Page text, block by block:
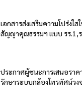
เอกสารส่งเสริมความโปร่งใ
สัญญาคุณธรรมฯ แบบ รร.1,ร
ประกาศผู้ชนะการเสนอราค
รักษาระบบกล้องโทรทัศน์วง